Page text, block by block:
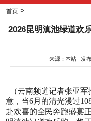
首页 >
2026昆明滇池绿道欢
来源：本站 发
（云南频道记者张亚
意，当6月的清光漫过
赴欢喜的全民奔跑盛宴